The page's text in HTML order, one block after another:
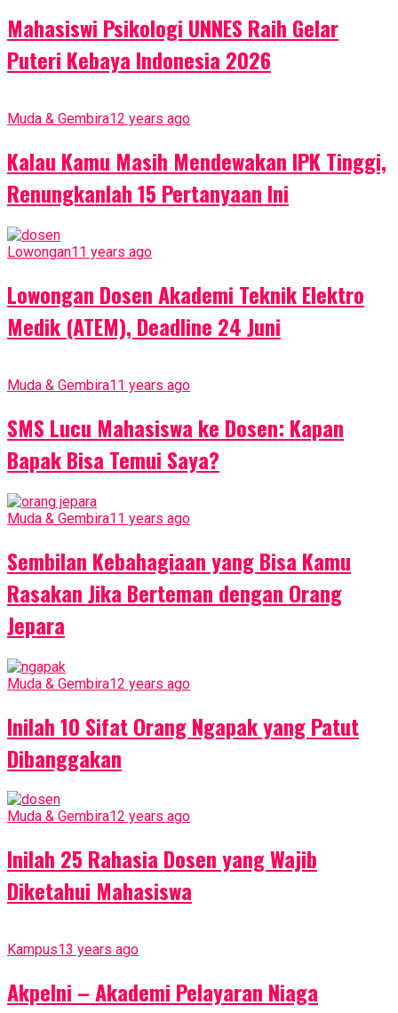
Mahasiswi Psikologi UNNES Raih Gelar
Puteri Kebaya Indonesia 2026
Muda & Gembira12 years ago
Kalau Kamu Masih Mendewakan IPK Tinggi,
Renungkanlah 15 Pertanyaan Ini
Lowongan11 years ago
Lowongan Dosen Akademi Teknik Elektro
Medik (ATEM), Deadline 24 Juni
Muda & Gembira11 years ago
SMS Lucu Mahasiswa ke Dosen: Kapan
Bapak Bisa Temui Saya?
Muda & Gembira11 years ago
Sembilan Kebahagiaan yang Bisa Kamu
Rasakan Jika Berteman dengan Orang
Jepara
Muda & Gembira12 years ago
Inilah 10 Sifat Orang Ngapak yang Patut
Dibanggakan
Muda & Gembira12 years ago
Inilah 25 Rahasia Dosen yang Wajib
Diketahui Mahasiswa
Kampus13 years ago
Akpelni – Akademi Pelayaran Niaga